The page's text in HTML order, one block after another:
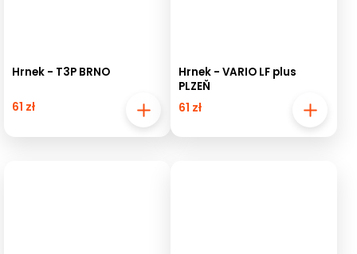
Hrnek - T3P BRNO
61 zł
Hrnek - VARIO LF plus
PLZEŇ
61 zł